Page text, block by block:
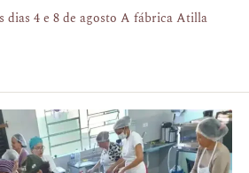
dias 4 e 8 de agosto A fábrica Atilla